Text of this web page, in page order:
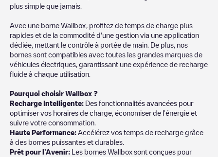
plus simple que jamais.
Avec une borne Wallbox, profitez de temps de charge plus
rapides et de la commodité d'une gestion via une application
dédiée, mettant le contrôle à portée de main. De plus, nos
bornes sont compatibles avec toutes les grandes marques de
véhicules électriques, garantissant une expérience de recharge
fluide à chaque utilisation.
Pourquoi choisir Wallbox ?
Recharge Intelligente: Des fonctionnalités avancées pour
optimiser vos horaires de charge, économiser de l'énergie et
suivre votre consommation.
Haute Performance: Accélérez vos temps de recharge grâce
à des bornes puissantes et durables.
Prêt pour l'Avenir: Les bornes Wallbox sont conçues pour